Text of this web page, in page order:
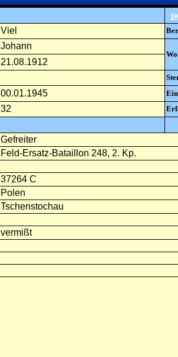
Viel
Johann
21.08.1912
00.01.1945
32
Gefreiter
Feld-Ersatz-Bataillon 248, 2. Kp.
37264 C
Polen
Tschenstochau
vermißt